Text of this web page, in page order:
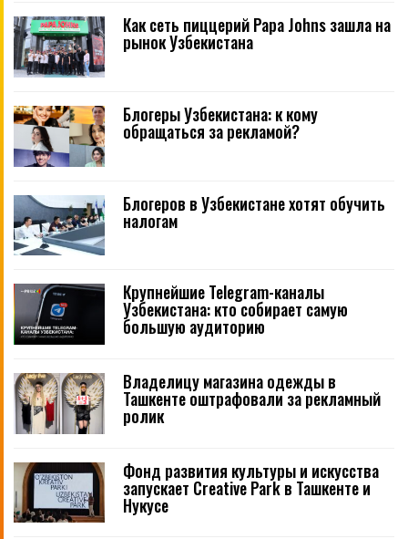
Как сеть пиццерий Papa Johns зашла на
рынок Узбекистана
Блогеры Узбекистана: к кому
обращаться за рекламой?
Блогеров в Узбекистане хотят обучить
налогам
Крупнейшие Telegram-каналы
Узбекистана: кто собирает самую
большую аудиторию
Владелицу магазина одежды в
Ташкенте оштрафовали за рекламный
ролик
Фонд развития культуры и искусства
запускает Creative Park в Ташкенте и
Нукусе